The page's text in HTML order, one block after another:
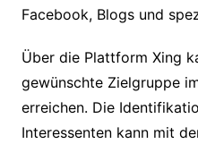
Facebook, Blogs und
Über die Plattform Xing
gewünschte Zielgruppe
erreichen. Die
Interessenten kann mit